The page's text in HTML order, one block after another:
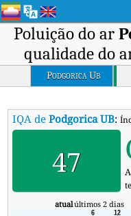
Poluição do ar
qualidade do
Podgorica Ub
IQA dePodgorica UB:
47
atualúltimos 2 dias